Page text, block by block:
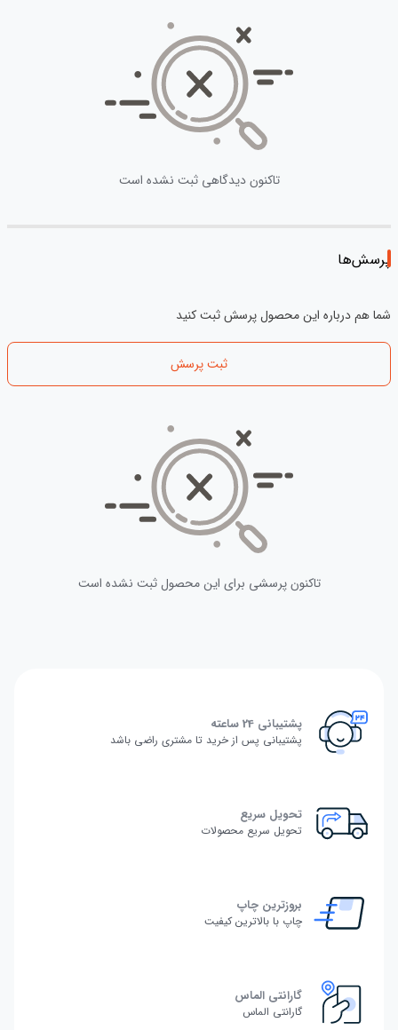
تاکنون دیدگاهی ثبت نشده است
پرسش‌ها
شما هم درباره این محصول پرسش ثبت کنید
ثبت پرسش
تاکنون پرسشی برای این محصول ثبت نشده است
پشتیبانی 24 ساعته
پشتیبانی پس از خرید تا مشتری راضی باشد
تحویل سریع
تحویل سریع محصولات
بروزترین چاپ
چاپ با بالاترین کیفیت
گارانتی الماس
گارانتی الماس